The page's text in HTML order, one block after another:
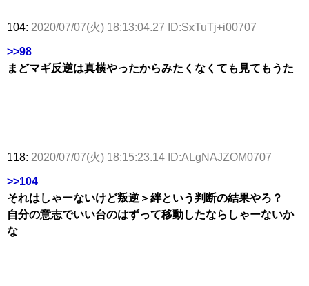
104: 2020/07/07(火) 18:13:04.27 ID:SxTuTj+i00707
>>98
まどマギ反逆は真横やったからみたくなくても見てもうた
118: 2020/07/07(火) 18:15:23.14 ID:ALgNAJZOM0707
>>104
それはしゃーないけど叛逆＞絆という判断の結果やろ？
自分の意志でいい台のはずって移動したならしゃーないか
な